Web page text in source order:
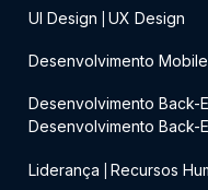
UI Design UX Design
Desenvolvimento
Desenvolvimento Back-
Desenvolvimento Back-
Liderança Recursos